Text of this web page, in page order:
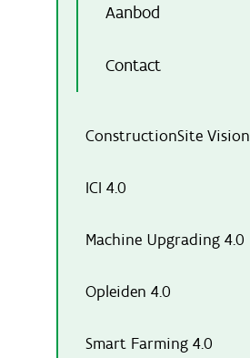
Aanbod
Contact
ConstructionSite Vision
ICI 4.0
Machine Upgrading 4.0
Opleiden 4.0
Smart Farming 4.0